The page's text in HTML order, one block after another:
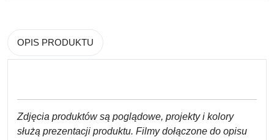
OPIS PRODUKTU
Zdjęcia produktów są poglądowe, projekty i kolory
służą prezentacji produktu. Filmy dołączone do opisu